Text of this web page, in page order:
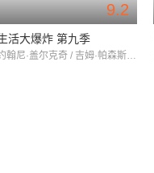
9.2
活大爆炸 第九季
约翰尼·盖尔克奇 / 吉姆·帕森斯 / 凯莉·库柯